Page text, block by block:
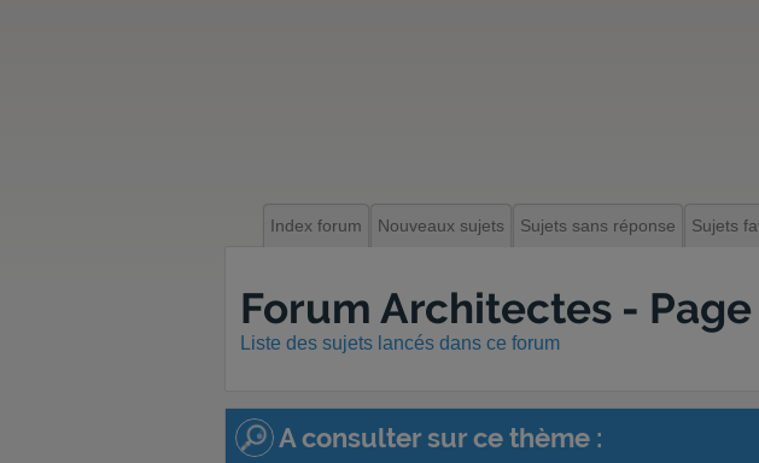
Index forum Nouveaux sujets Sujets sans réponse Sujets
Forum Architectes - Page
Liste des sujets lancés dans ce forum
A consulter sur ce thème :